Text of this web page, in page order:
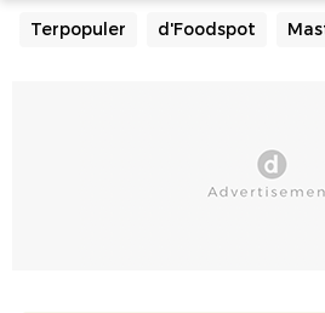
Terpopuler d'Foodspot